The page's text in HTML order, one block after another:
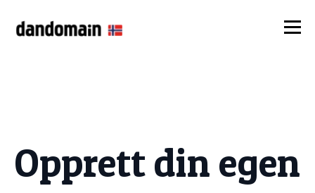
Opprett din egen